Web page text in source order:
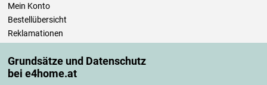
Grundsätze und Datenschutz
bei e4home.at
Mein Konto
Bestellübersicht
Reklamationen
Einfach mehr wissen
Richtlinien zur Verarbeitung von Bewertungen